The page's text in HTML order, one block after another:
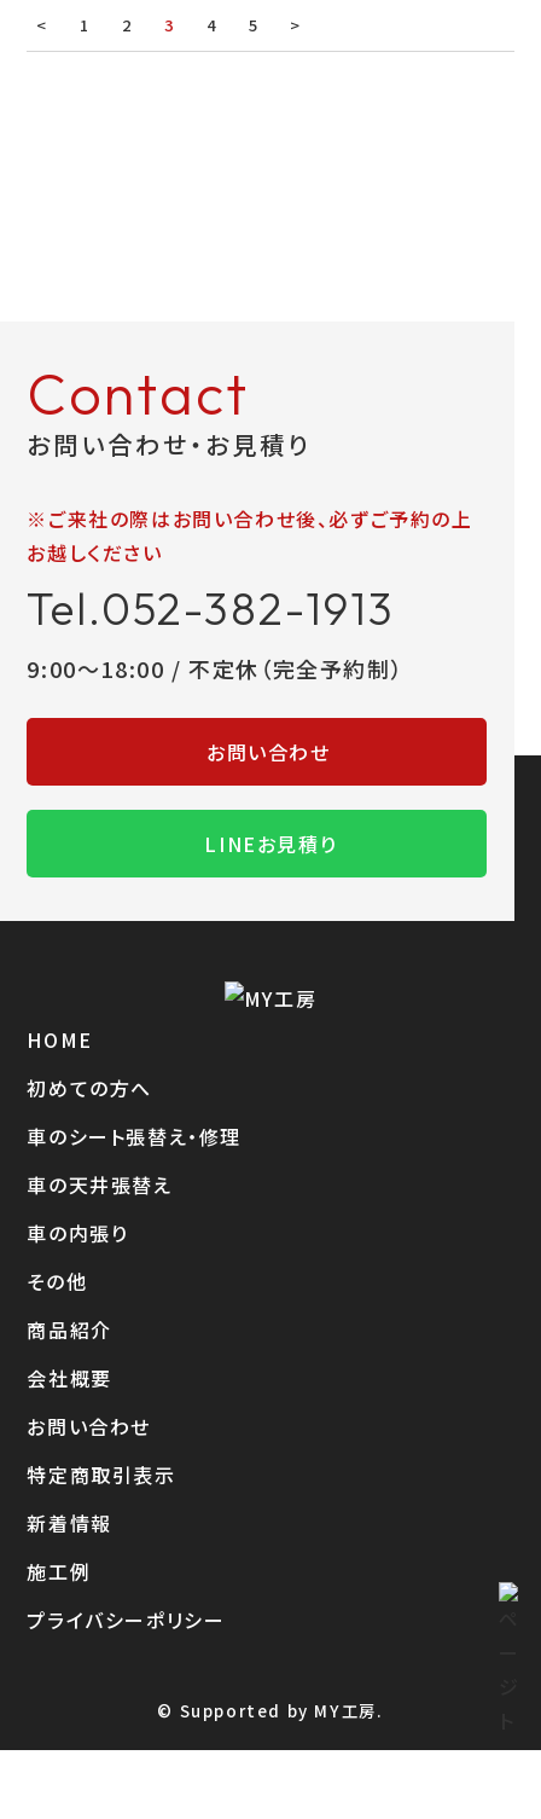
< 1 2 3 4 5 >
Contact
お問い合わせ・お見積り
※ご来社の際はお問い合わせ後、必ずご予約の上
お越しください
Tel.052-382-1913
9:00～18:00 / 不定休（完全予約制）
お問い合わせ
LINEお見積り
HOME
初めての方へ
車のシート張替え・修理
車の天井張替え
車の内張り
その他
商品紹介
会社概要
お問い合わせ
特定商取引表示
新着情報
施工例
プライバシーポリシー
© Supported by MY工房.